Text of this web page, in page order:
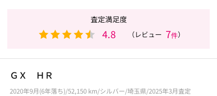
査定満足度
4.8 （レビュー 7件）
ＧＸ ＨＲ
2020年9月(6年落ち)/52,150 km/シルバー/埼玉県/2025年3月査定